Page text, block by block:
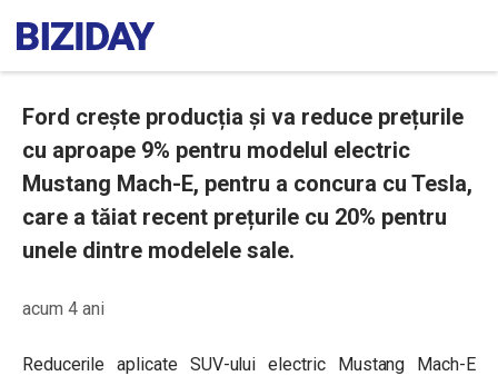
Ford crește producția și va reduce prețurile
cu aproape 9% pentru modelul electric
Mustang Mach-E, pentru a concura cu Tesla,
care a tăiat recent prețurile cu 20% pentru
unele dintre modelele sale.
acum 4 ani
Reducerile aplicate SUV-ului electric Mustang Mach-E